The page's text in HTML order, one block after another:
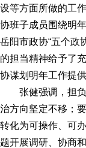
设等方面所做的工
协班子成员围绕明
岳阳市政协“五个政
的担当精神给予了
协谋划明年工作提供
张健强调，担
治方向坚定不移；
转化为可操作、可
题开展调研、协商